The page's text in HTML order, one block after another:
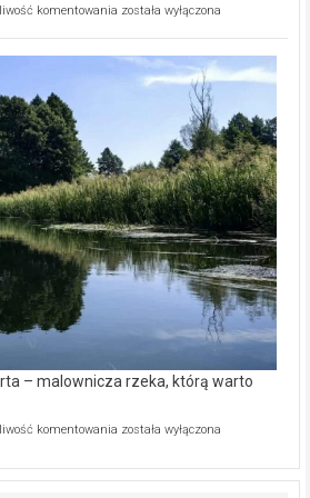
komentowania Ekologiczne
kamerą
wśród
została wyłączona
– malownicza rzeka, którą warto
komentowania Ekologiczne
–
została wyłączona